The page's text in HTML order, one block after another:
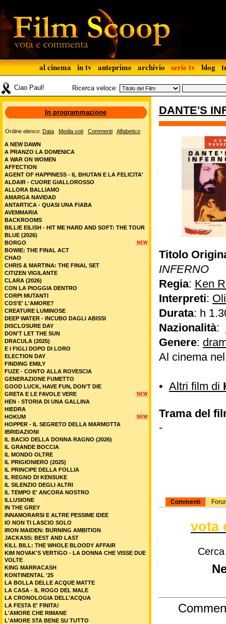
al cinema in tv anteprime archivio serie tv blog
Ciao Paul! Ricerca veloce:
DANTE'S
Titolo
INFERNO
Regia: Ken
Interpreti:
Durata: h
Nazionalità:
Genere:
Al cinema
• Altri film di
Trama del
-
Commenti
vota
In programmazione
Ordine elenco: Data Media voti Commenti Alfabetico
A NEW DAWN
A PRANZO LA DOMENICA
A WAR ON WOMEN
AFFECTION
AGENT OF HAPPINESS - IL BHUTAN E LA FELICITA'
ALDAIR - CUORE GIALLOROSSO
ALLORA BALLIAMO
AMARGA NAVIDAD
ANTARTICA - QUASI UNA FIABA
AVEMMARIA
BACKROOMS
BILLIE EILISH - HIT ME HARD AND SOFT: THE TOUR
BLUE (2026)
NEW
BORGO
BOWIE: THE FINAL ACT
CHAO
CHRIS & MARTINA: THE FINAL SET
CITIZEN VIGILANTE
CLARA (2026)
CON LA PIOGGIA DENTRO
CORPI MUTANTI
COS'E' L'AMORE?
CREATURE LUMINOSE
DEEP WATER - INCUBO DAGLI ABISSI
DISCLOSURE DAY
DON'T LET THE SUN
DRACULA (2025)
E I FIGLI DOPO DI LORO
ELECTION DAY
FINDING EMILY
FUZE - CONTO ALLA ROVESCIA
GENERAZIONE FUMETTO
GOOD LUCK, HAVE FUN, DON’T DIE
NEW
GRETA E LE FAVOLE VERE
HEN - STORIA DI UNA GALLINA
HIEDRA
NEW
HOKUM
HOPPER - IL SEGRETO DELLA MARMOTTA
IBRIDAZIONI
IL BACIO DELLA DONNA RAGNO (2026)
IL GRANDE BOCCIA
IL MONDO OLTRE
IL PRIGIONIERO (2025)
IL PRINCIPE DELLA FOLLIA
IL REGNO DI KENSUKE
IL SILENZIO DEGLI ALTRI
IL TEMPO E' ANCORA NOSTRO
ILLUSIONE
IN THE GREY
INNAMORARSI E ALTRE PESSIME IDEE
IO NON TI LASCIO SOLO
IRON MAIDEN: BURNING AMBITION
JACKASS: BEST AND LAST
KILL BILL: THE WHOLE BLOODY AFFAIR
KIM NOVAK'S VERTIGO - LA DONNA CHE VISSE DUE
VOLTE
KING MARRACASH
KONTINENTAL '25
LA BOLLA DELLE ACQUE MATTE
LA CASA - IL ROGO DEL MALE
LA CRONOLOGIA DELL’ACQUA
LA FESTA E' FINITA!
L'AMORE CHE RIMANE
L'AMORE STA BENE SU TUTTO